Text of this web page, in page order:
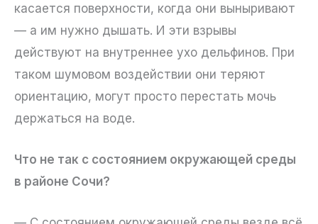
касается поверхности, когда они выныривают
— а им нужно дышать. И эти взрывы
действуют на внутреннее ухо дельфинов. При
таком шумовом воздействии они теряют
ориентацию, могут просто перестать мочь
держаться на воде.
Что не так с состоянием окружающей среды
в районе Сочи?